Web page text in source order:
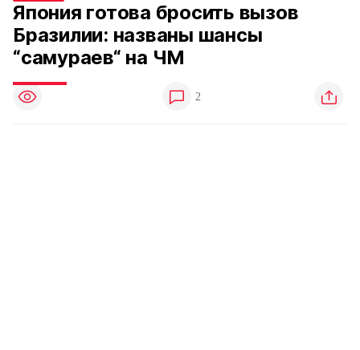
Япония готова бросить вызов
Бразилии: названы шансы
“самураев“ на ЧМ
2